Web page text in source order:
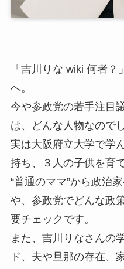
「吉川りな wiki 何者
へ。
今や参政党の若手注目
は、どんな人物なので
実は大阪府立大学で学
持ち、３人の子供を育
“普通のママ”から政治
や、参政党でどんな政
要チェックです。
また、吉川りなさんの
ド、夫や旦那の存在、